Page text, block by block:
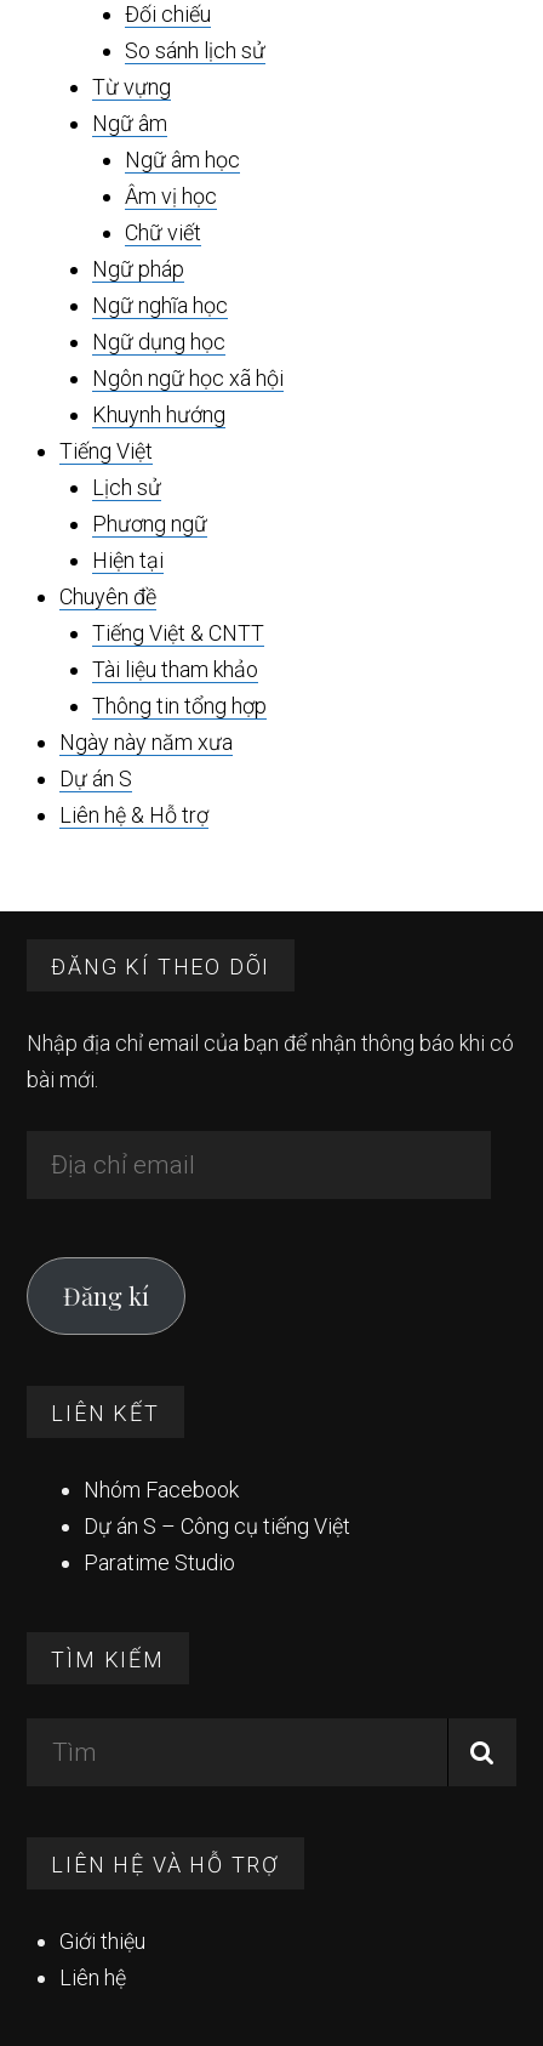
Đối chiếu
So sánh lịch sử
Từ vựng
Ngữ âm
Ngữ âm học
Âm vị học
Chữ viết
Ngữ pháp
Ngữ nghĩa học
Ngữ dụng học
Ngôn ngữ học xã hội
Khuynh hướng
Tiếng Việt
Lịch sử
Phương ngữ
Hiện tại
Chuyên đề
Tiếng Việt & CNTT
Tài liệu tham khảo
Thông tin tổng hợp
Ngày này năm xưa
Dự án S
Liên hệ & Hỗ trợ
Footer
ĐĂNG KÍ THEO DÕI
Nhập địa chỉ email của bạn để nhận thông báo khi có
bài mới.
Đăng kí
LIÊN KẾT
Nhóm Facebook
Dự án S – Công cụ tiếng Việt
Paratime Studio
TÌM KIẾM
LIÊN HỆ VÀ HỖ TRỢ
Giới thiệu
Liên hệ